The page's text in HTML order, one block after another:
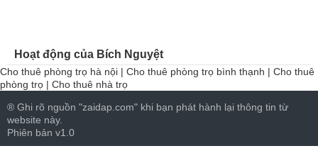
Hoạt động của Bích Nguyệt
Cho thuê phòng trọ hà nội | Cho thuê phòng trọ bình thạnh | Cho thuê
phòng trọ | Cho thuê nhà trọ
® Ghi rõ nguồn "zaidap.com" khi bạn phát hành lại thông tin từ
website này.
Phiên bản v1.0